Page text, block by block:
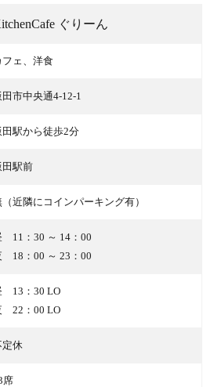
ぐりーん
フェ、洋食
田市中央通4-12-1
田駅から徒歩2分
田駅前
（近隣にコインパーキング有）
11：30 ～ 14：00
18：00 ～ 23：00
13：30 LO
22：00 LO
定休
席